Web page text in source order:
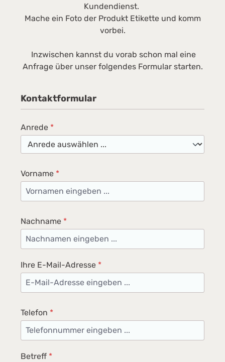
Kundendienst.
Mache ein Foto der Produkt Etikette und komm
vorbei.
Inzwischen kannst du vorab schon mal eine
Anfrage über unser folgendes Formular starten.
Kontaktformular
Anrede *
Vorname *
Nachname *
Ihre E-Mail-Adresse *
Telefon *
Betreff *